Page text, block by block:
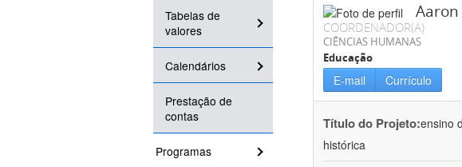
Tabelas de
valores
Calendários
Prestação de
contas
Programas
Aaron
COORDENADOR(A)
CIÊNCIAS HUMANAS
Educação
E-mail Currículo
Título do Projeto:ensino
histórica